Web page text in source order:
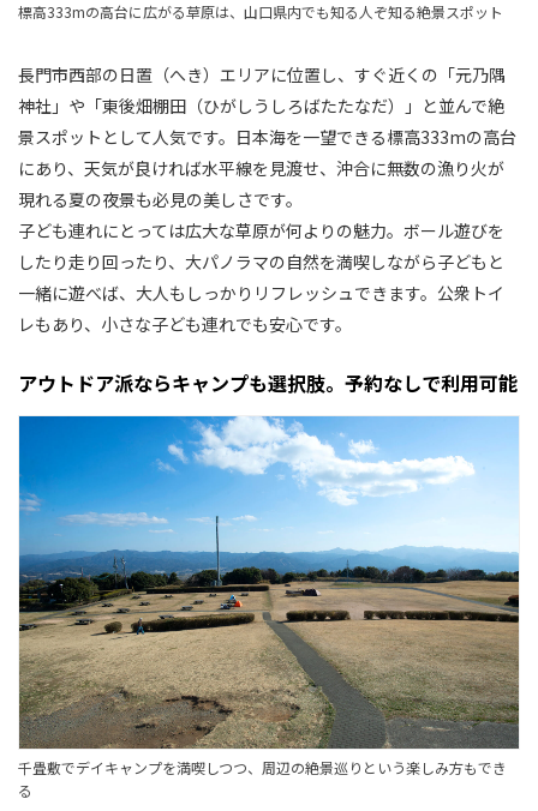
標高333mの高台に広がる草原は、山口県内でも知る人ぞ知る絶景スポット
長門市西部の日置（へき）エリアに位置し、すぐ近くの「元乃隅
神社」や「東後畑棚田（ひがしうしろばたたなだ）」と並んで絶
景スポットとして人気です。日本海を一望できる標高333mの高台
にあり、天気が良ければ水平線を見渡せ、沖合に無数の漁り火が
現れる夏の夜景も必見の美しさです。
子ども連れにとっては広大な草原が何よりの魅力。ボール遊びを
したり走り回ったり、大パノラマの自然を満喫しながら子どもと
一緒に遊べば、大人もしっかりリフレッシュできます。公衆トイ
レもあり、小さな子ども連れでも安心です。
アウトドア派ならキャンプも選択肢。予約なしで利用可能
千畳敷でデイキャンプを満喫しつつ、周辺の絶景巡りという楽しみ方もでき
る